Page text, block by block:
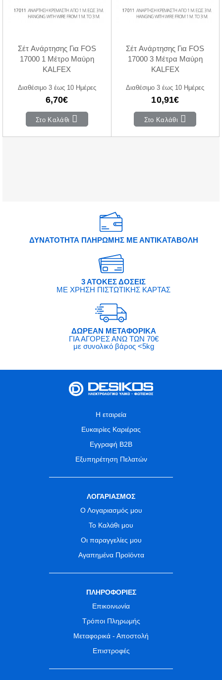
Σέτ Ανάρτησης Για FOS
17000 1 Μέτρο Μαύρη
KALFEX
Διαθέσιμο 3 έως 10 Ημέρες
6,70€
Στο Καλάθι
Σέτ Ανάρτησης Για FOS
17000 3 Μέτρα Μαύρη
KALFEX
Διαθέσιμο 3 έως 10 Ημέρες
10,91€
Στο Καλάθι
ΔΥΝΑΤΟΤΗΤΑ ΠΛΗΡΩΜΗΣ ΜΕ ΑΝΤΙΚΑΤΑΒΟΛΗ
3 ΑΤΟΚΕΣ ΔΟΣΕΙΣ
ΜΕ ΧΡΗΣΗ ΠΙΣΤΩΤΙΚΗΣ ΚΑΡΤΑΣ
ΔΩΡΕΑΝ ΜΕΤΑΦΟΡΙΚΑ
ΓΙΑ ΑΓΟΡΕΣ ΑΝΩ ΤΩΝ 70€
με συνολικό βάρος <5kg
Η εταιρεία
Ευκαιρίες Καριέρας
Εγγραφή B2B
Εξυπηρέτηση Πελατών
ΛΟΓΑΡΙΑΣΜΟΣ
Ο Λογαριασμός μου
Το Καλάθι μου
Οι παραγγελίες μου
Αγαπημένα Προϊόντα
ΠΛΗΡΟΦΟΡΙΕΣ
Επικοινωνία
Τρόποι Πληρωμής
Μεταφορικά - Αποστολή
Επιστροφές